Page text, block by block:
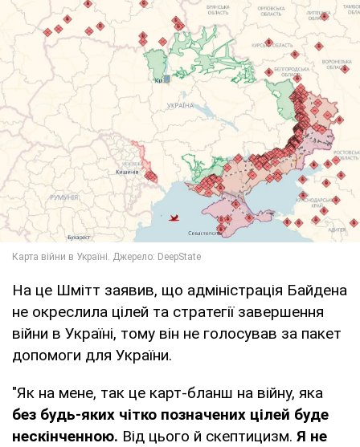
На це Шмітт заявив, що адміністрація Байдена
не окреслила цілей та стратегії завершення
війни в Україні, тому він не голосував за пакет
допомоги для України.
"Як на мене, так це карт-бланш на війну, яка
без будь-яких чітко позначених цілей буде
нескінченною. Від цього й скептицизм. Я не